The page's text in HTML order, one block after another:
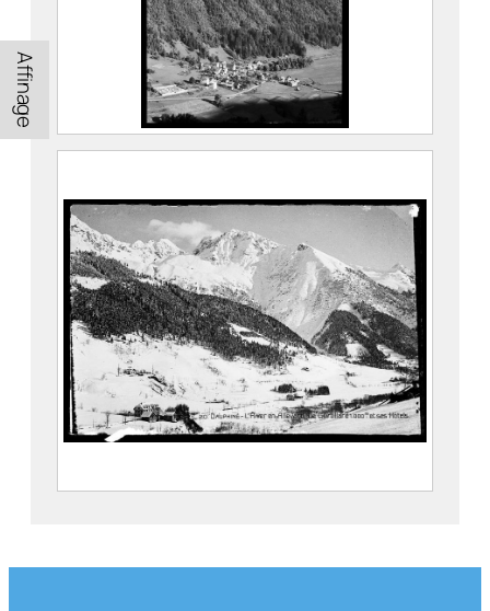
Affinage
Le Pic de la Grande Valloire, le Rocher et
de La Ferrière
FEUGIER, Albert Marius (Saint-
Marcellin, 1893 – Allevard, 1962)
ILFORD Limited
CE2020.1.477
L’hiver en Allevard : Le Curtillard et ses
Maison Alpine